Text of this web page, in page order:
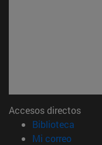
Accesos directos
Biblioteca
Mi correo(abre